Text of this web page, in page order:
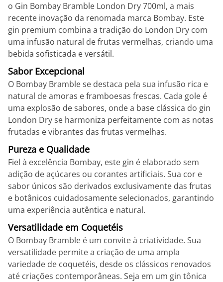
o Gin Bombay Bramble London Dry 700ml, a mais
recente inovação da renomada marca Bombay. Este
gin premium combina a tradição do London Dry com
uma infusão natural de frutas vermelhas, criando uma
bebida sofisticada e versátil.
Sabor Excepcional
O Bombay Bramble se destaca pela sua infusão rica e
natural de amoras e framboesas frescas. Cada gole é
uma explosão de sabores, onde a base clássica do gin
London Dry se harmoniza perfeitamente com as notas
frutadas e vibrantes das frutas vermelhas.
Pureza e Qualidade
Fiel à excelência Bombay, este gin é elaborado sem
adição de açúcares ou corantes artificiais. Sua cor e
sabor únicos são derivados exclusivamente das frutas
e botânicos cuidadosamente selecionados, garantindo
uma experiência autêntica e natural.
Versatilidade em Coquetéis
O Bombay Bramble é um convite à criatividade. Sua
versatilidade permite a criação de uma ampla
variedade de coquetéis, desde os clássicos renovados
até criações contemporâneas. Seja em um gin tônica